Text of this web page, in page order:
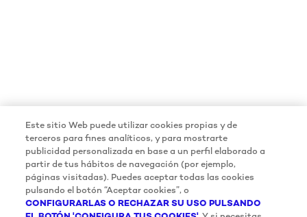
Este sitio Web puede utilizar cookies propias y de
terceros para fines analíticos, y para mostrarte
publicidad personalizada en base a un perfil elaborado a
partir de tus hábitos de navegación (por ejemplo,
páginas visitadas). Puedes aceptar todas las cookies
pulsando el botón “Aceptar cookies”, o
CONFIGURARLAS O RECHAZAR SU USO PULSANDO